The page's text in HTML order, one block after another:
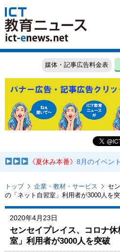
媒体・記事広告料金表
《夏休み本番》8月のイベン
トップ 企業・教材・サービス
セ
の「ネット自習室」利用者が3000人を
2020年4月23日
センセイプレイス、コロナ
室」利用者が3000人を突破